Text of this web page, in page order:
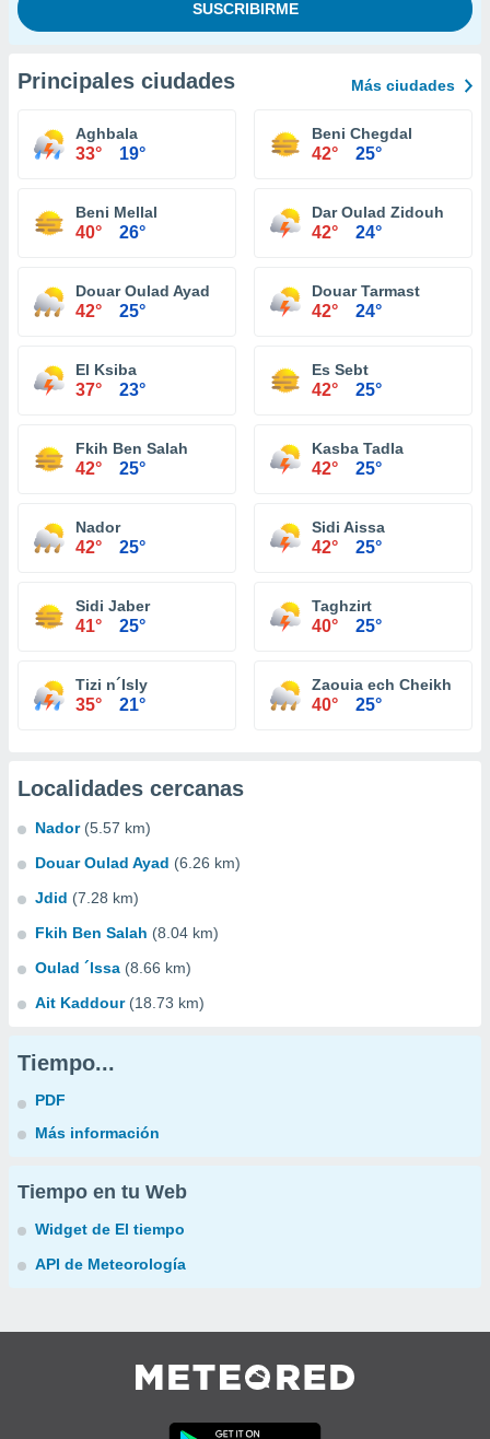
Principales ciudades Más ciudades
Aghbala
33° 19°
Beni Chegdal
42° 25°
Beni Mellal
40° 26°
Dar Oulad Zidouh
42° 24°
Douar Oulad Ayad
42° 25°
Douar Tarmast
42° 24°
El Ksiba
37° 23°
Es Sebt
42° 25°
Fkih Ben Salah
42° 25°
Kasba Tadla
42° 25°
Nador
42° 25°
Sidi Aissa
42° 25°
Sidi Jaber
41° 25°
Taghzirt
40° 25°
Tizi n´Isly
35° 21°
Zaouia ech Cheikh
40° 25°
Localidades cercanas
Nador (5.57 km)
Douar Oulad Ayad (6.26 km)
Jdid (7.28 km)
Fkih Ben Salah (8.04 km)
Oulad ´lssa (8.66 km)
Ait Kaddour (18.73 km)
Tiempo...
PDF
Más información
Tiempo en tu Web
Widget de El tiempo
API de Meteorología